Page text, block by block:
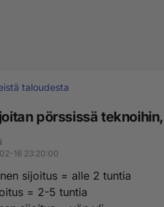
taloudesta
pörssissä
16 23:20:00
sijoitus = alle 2 tuntia
= 2-5 tuntia